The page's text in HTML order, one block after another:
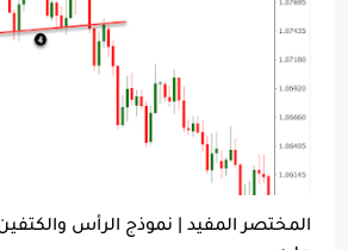
المختصر المفيد | نموذج الرأس